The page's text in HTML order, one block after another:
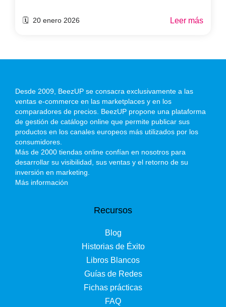
🗓️ 20 enero 2026 Leer más
Desde 2009, BeezUP se consacra exclusivamente a las
ventas e-commerce en las marketplaces y en los
comparadores de precios. BeezUP propone una plataforma
de gestión de catálogo online que permite publicar sus
productos en los canales europeos más utilizados por los
consumidores.
Más de 2000 tiendas online confían en nosotros para
desarrollar su visibilidad, sus ventas y el retorno de su
inversión en marketing.
Más información
Recursos
Blog
Historias de Éxito
Libros Blancos
Guías de Redes
Fichas prácticas
FAQ